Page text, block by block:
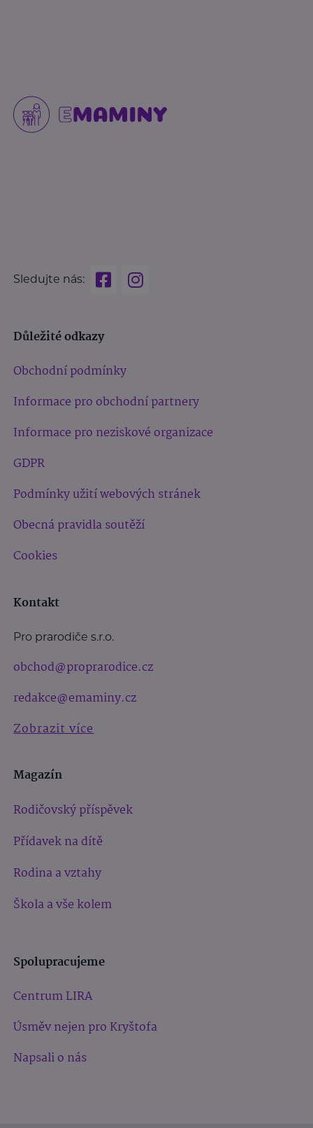
Sledujte nás:
Důležité odkazy
Obchodní podmínky
Informace pro obchodní partnery
Informace pro neziskové organizace
GDPR
Podmínky užití webových stránek
Obecná pravidla soutěží
Cookies
Kontakt
Pro prarodiče s.r.o.
obchod@proprarodice.cz
redakce@emaminy.cz
Zobrazit více
Magazín
Rodičovský příspěvek
Přídavek na dítě
Rodina a vztahy
Škola a vše kolem
Spolupracujeme
Centrum LIRA
Úsměv nejen pro Kryštofa
Napsali o nás